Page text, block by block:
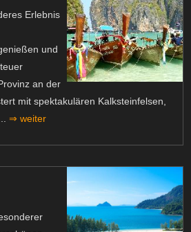
Erlebnis
und
an der
mit spektakulären Kalksteinfelsen,
⇒ weiter